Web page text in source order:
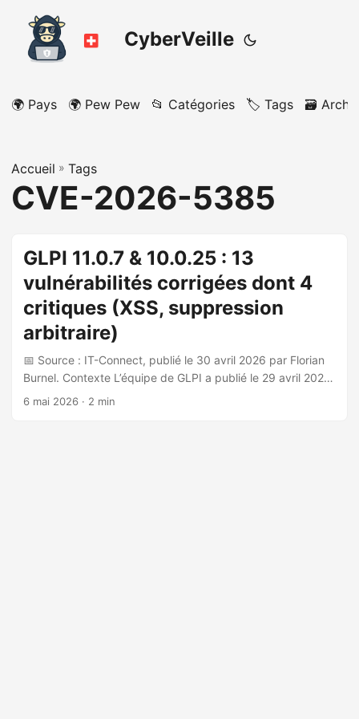
CyberVeille
🌍 Pays 🌍 Pew Pew 📂 Catégories 🏷️ Tags 🗃️
Accueil » Tags
CVE-2026-5385
GLPI 11.0.7 & 10.0.25 : 13
vulnérabilités corrigées dont 4
critiques (XSS, suppression
arbitraire)
📅 Source : IT-Connect, publié le 30 avril 2026 par Florian
Burnel. Contexte L’équipe de GLPI a publié le 29 avril 2026
deux mises à jour de sécurité simultanées : GLPI 11.0.7
6 mai 2026 · 2 min